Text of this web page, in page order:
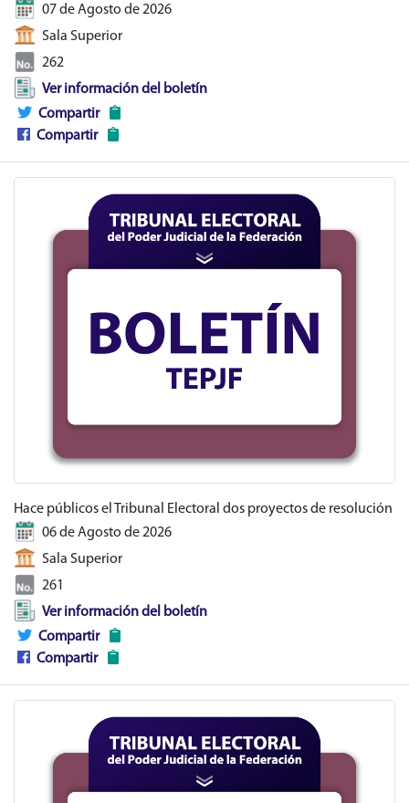
07 de Agosto de 2026
Sala Superior
262
Ver información del boletín
Compartir
Compartir
Hace públicos el Tribunal Electoral dos proyectos de resolución
06 de Agosto de 2026
Sala Superior
261
Ver información del boletín
Compartir
Compartir